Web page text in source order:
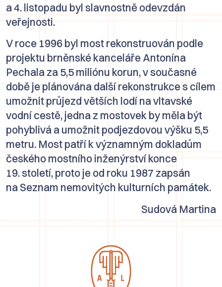
a 4. listopadu byl slavnostně odevzdán
veřejnosti.
V roce 1996 byl most rekonstruován podle
projektu brněnské kanceláře Antonína
Pechala za 5,5 miliónu korun, v současné
době je plánována další rekonstrukce s cílem
umožnit průjezd větších lodí na vltavské
vodní cestě, jedna z mostovek by měla být
pohyblivá a umožnit podjezdovou výšku 5,5
metru. Most patří k významným dokladům
českého mostního inženýrství konce
19. století, proto je od roku 1987 zapsán
na Seznam nemovitých kulturních památek.
Sudová Martina